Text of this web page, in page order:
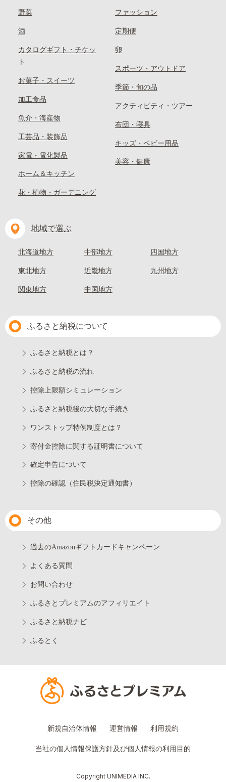
野菜
酒
カタログギフト・チケッ
ト
お菓子・スイーツ
加工食品
魚介・海産物
工芸品・装飾品
家電・電化製品
ホーム＆キッチン
花・植物・ガーデニング
ファッション
定期便
卵
スポーツ・アウトドア
季節・旬の品
アクティビティ・ツアー
布団・寝具
キッズ・ベビー用品
美容・健康
地域で選ぶ
北海道地方
東北地方
関東地方
中部地方
近畿地方
中国地方
四国地方
九州地方
ふるさと納税について
ふるさと納税とは？
ふるさと納税の流れ
控除上限額シミュレーション
ふるさと納税後の大切な手続き
ワンストップ特例制度とは？
寄付金控除に関する証明書について
確定申告について
控除の確認（住民税決定通知書）
その他
過去のAmazonギフトカードキャンペーン
よくある質問
お問い合わせ
ふるさとプレミアムのアフィリエイト
ふるさと納税ナビ
ふるとく
新規自治体情報 運営情報 利用規約
当社の個人情報保護方針及び個人情報の利用目的
Copyright UNIMEDIA INC.